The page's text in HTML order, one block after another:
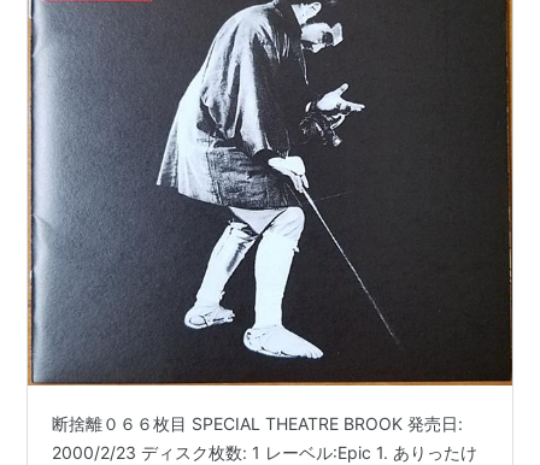
TROPOPAUSE（1997年10月）ASIN:B00005G4NK
Typhoon Shelter（1997年12月）
ASIN:B00005G4NW
VIRACOCHA（1999年2月）
ASIN:B00005G4PL
SPECIAL（2000年2月）ASIN:B00005G4SG
I am the space,you are the sun（2000年4月）
ASIN:B00005G4T5
THEATRE BROOK（2003年6月） ASIN:B000091L5V
03.04.28 LOFT/03.06.22 LIQUID ROOM（2003年11
月） ASIN:B0000E6YZ3
THE COMPLETE OF THEATRE BROOK（2004年3
月）ASIN:B000ALMULQ、ASIN:B000197KY4、
Reincarnation（2005年6月）ASIN:B0009H9ZBO
断捨離０６６枚目 SPECIAL THEATRE BROOK 発売日:
2000/2/23 ディスク枚数: 1 レーベル:Epic 1. ありったけ